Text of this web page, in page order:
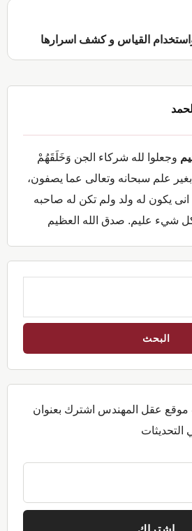
القياس و كشف اسرارها
وجعلوا لله شركاء الجن وَخَلَقَهُمْ
علم سبحانه وتعالى عما يصفون،
يكون له ولد ولم تكن له صاحبه
شيء عليم. صدق الله العظيم
موقع عقل المهندس اشترك بعنوان
التحديثات